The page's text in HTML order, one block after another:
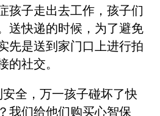
孩子走出去工作，孩子们
送快递的时候，为了避免
先是送到家门口上进行拍
的社交。
全，万一孩子碰坏了快
我们给他们购买心智保